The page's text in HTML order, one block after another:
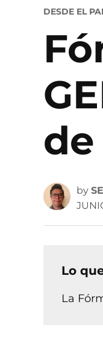
POSTED
DESDE EL
by
Lo
La